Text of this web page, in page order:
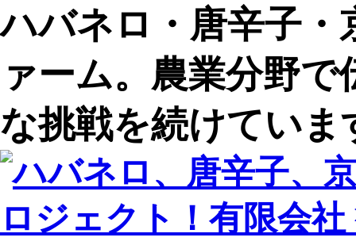
ハバネロ・唐辛子・
ァーム。農業分野
な挑戦を続けていま